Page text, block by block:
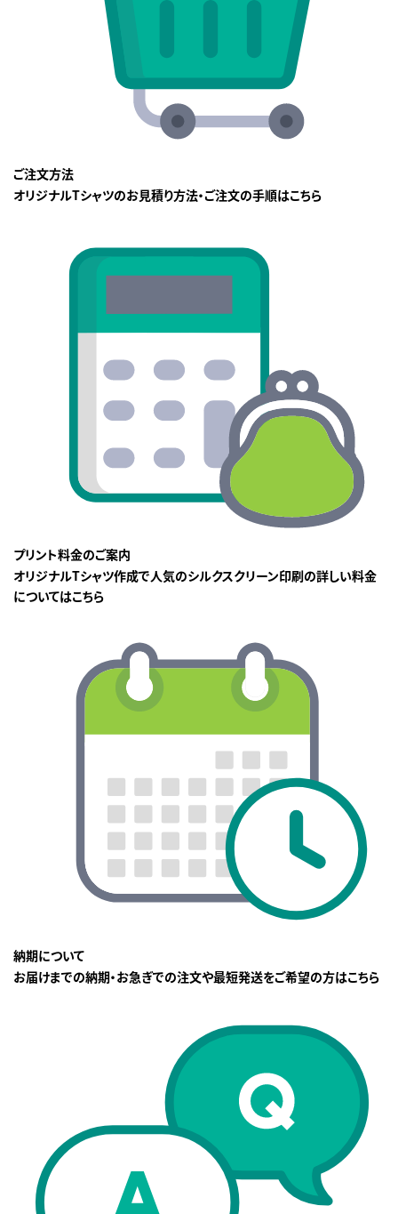
ご注文方法
オリジナルTシャツのお見積り方法・ご注文の手順はこちら
プリント料金のご案内
オリジナルTシャツ作成で人気のシルクスクリーン印刷の詳しい料金
についてはこちら
納期について
お届けまでの納期・お急ぎでの注文や最短発送をご希望の方はこちら